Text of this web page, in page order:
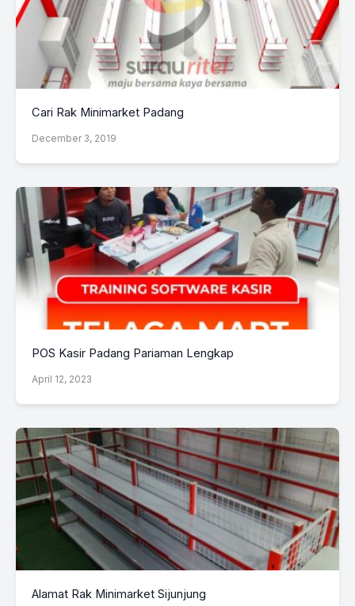
Cari Rak Minimarket Padang
December 3, 2019
POS Kasir Padang Pariaman Lengkap
April 12, 2023
Alamat Rak Minimarket Sijunjung